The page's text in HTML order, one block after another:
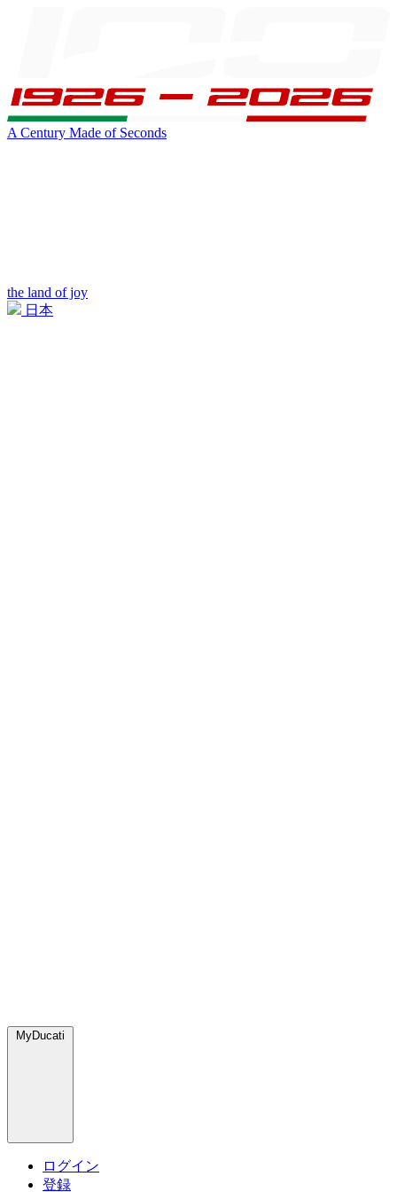
A Century Made of Seconds
the land of joy
日本
MyDucati
ログイン
登録